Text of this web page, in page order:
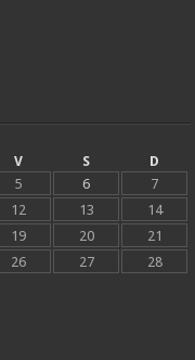
V S
D
5 6
7
12 13
14
19 20
21
26 27
28